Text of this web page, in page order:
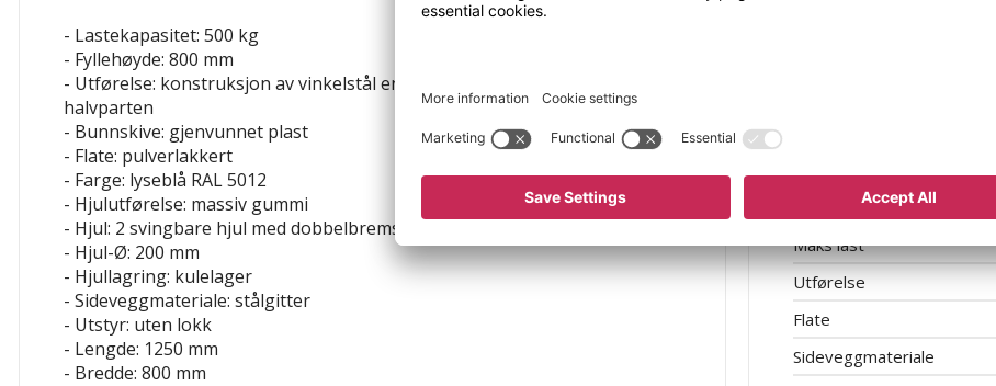
- Lastekapasitet: 500 kg
- Fyllehøyde: 800 mm
- Utførelse: konstruksjon av vinkelstål en langside kan felles opp til
halvparten
- Bunnskive: gjenvunnet plast
- Flate: pulverlakkert
- Farge: lyseblå RAL 5012
- Hjulutførelse: massiv gummi
- Hjul: 2 svingbare hjul med dobbelbrems, 2 faste hjul
- Hjul-Ø: 200 mm
- Hjullagring: kulelager
- Sideveggmateriale: stålgitter
- Utstyr: uten lokk
- Lengde: 1250 mm
- Bredde: 800 mm
Hjulmateriale
Materiale i bunnplate
Maks last
Utførelse
Flate
Sideveggmateriale